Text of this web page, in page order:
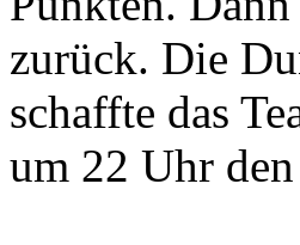
zurück. Die
schaffte das
um 22 Uhr